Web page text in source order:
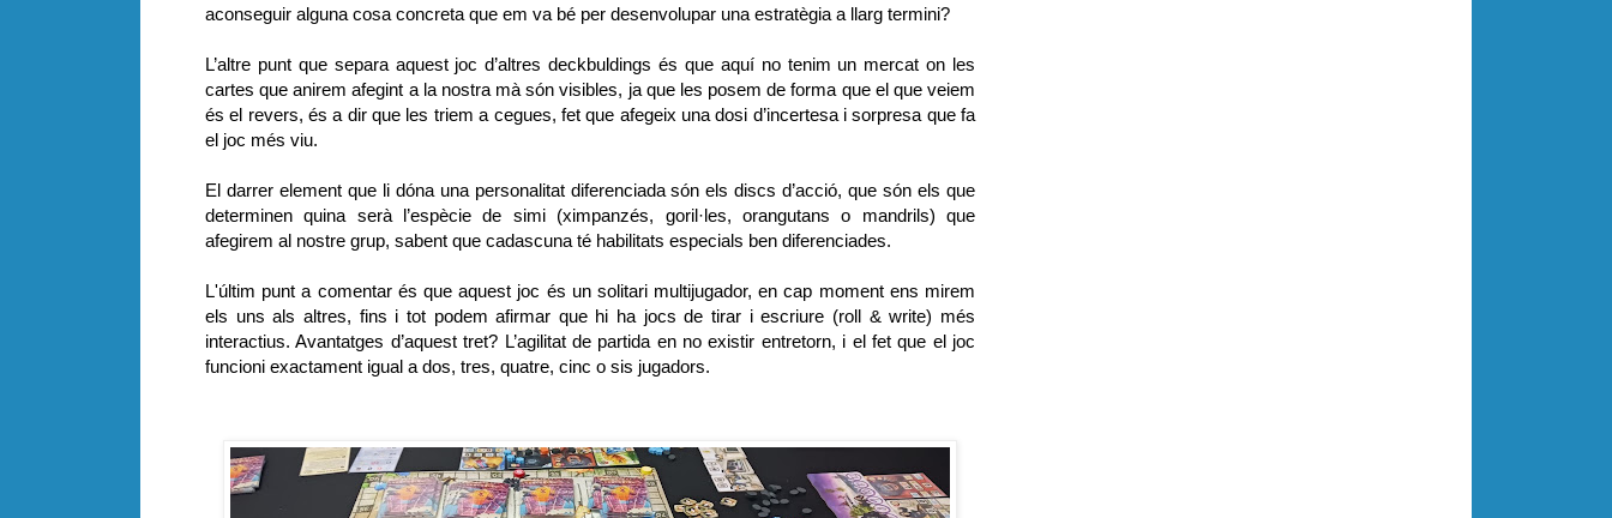
aconseguir alguna cosa concreta que em va bé per desenvolupar una estratègia a llarg termini?
L’altre punt que separa aquest joc d’altres deckbuldings és que aquí no tenim un mercat on les
cartes que anirem afegint a la nostra mà són visibles, ja que les posem de forma que el que veiem
és el revers, és a dir que les triem a cegues, fet que afegeix una dosi d’incertesa i sorpresa que fa
el joc més viu.
El darrer element que li dóna una personalitat diferenciada són els discs d’acció, que són els que
determinen quina serà l’espècie de simi (ximpanzés, goril·les, orangutans o mandrils) que
afegirem al nostre grup, sabent que cadascuna té habilitats especials ben diferenciades.
L'últim punt a comentar és que aquest joc és un solitari multijugador, en cap moment ens mirem
els uns als altres, fins i tot podem afirmar que hi ha jocs de tirar i escriure (roll & write) més
interactius. Avantatges d’aquest tret? L’agilitat de partida en no existir entretorn, i el fet que el joc
funcioni exactament igual a dos, tres, quatre, cinc o sis jugadors.